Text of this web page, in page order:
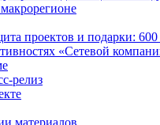
проектов и подарки:
«Сетевой
релиз